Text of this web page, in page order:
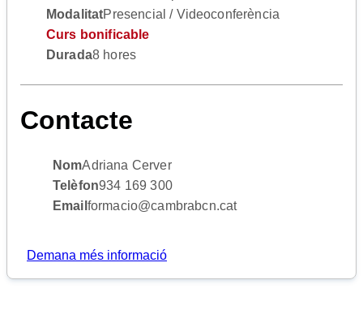
ModalitatPresencial / Videoconferència
Curs bonificable
Durada8 hores
Contacte
NomAdriana Cerver
Telèfon934 169 300
Email formacio@cambrabcn.cat
Demana més informació